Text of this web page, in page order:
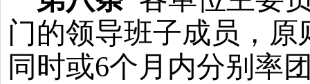
门的领导班子成员，
同时或6个月内分别率